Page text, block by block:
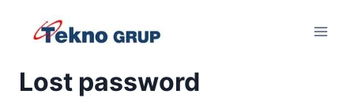
Lost password